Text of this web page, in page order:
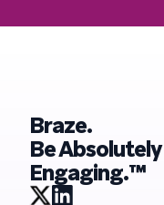
Braze.
Be Absolutely
Engaging.™